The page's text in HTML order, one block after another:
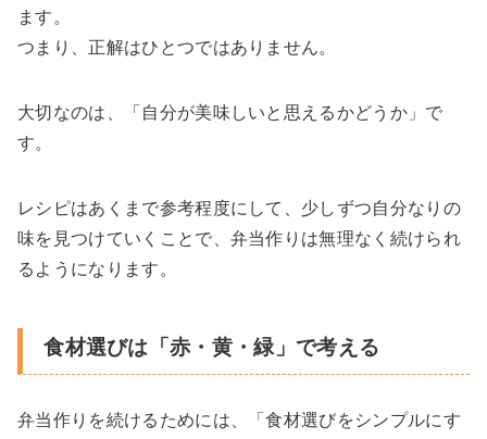
ます。
つまり、正解はひとつではありません。
大切なのは、「自分が美味しいと思えるかどうか」で
す。
レシピはあくまで参考程度にして、少しずつ自分なりの
味を見つけていくことで、弁当作りは無理なく続けられ
るようになります。
食材選びは「赤・黄・緑」で考える
弁当作りを続けるためには、「食材選びをシンプルにす